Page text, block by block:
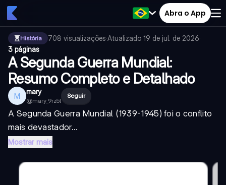
Abra o App
História 708 visualizações·Atualizado 19 de jul. de 2026·
3 páginas
A Segunda Guerra Mundial:
Resumo Completo e Detalhado
M mary
@mary_9rz5l
Seguir
A Segunda Guerra Mundial (1939-1945) foi o conflito
mais devastador...
Mostrar mais